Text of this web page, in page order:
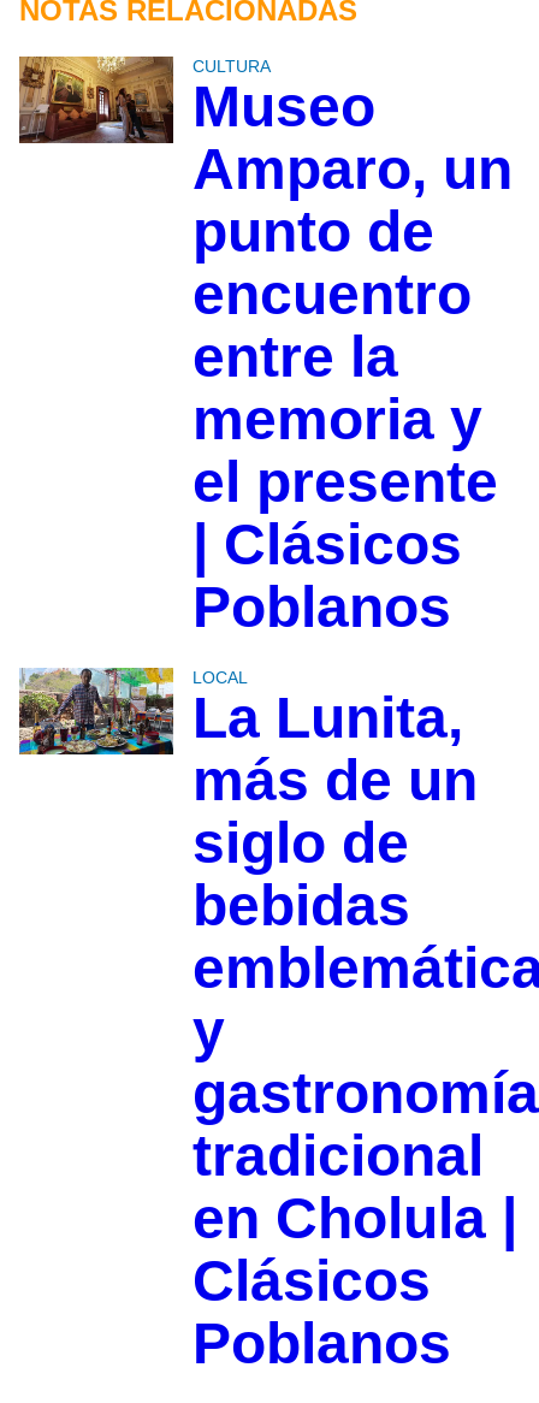
NOTAS RELACIONADAS
CULTURA
Museo
Amparo, un
punto de
encuentro
entre la
memoria y
el presente
| Clásicos
Poblanos
LOCAL
La Lunita,
más de un
siglo de
bebidas
y
gastronomía
tradicional
en Cholula |
Clásicos
Poblanos